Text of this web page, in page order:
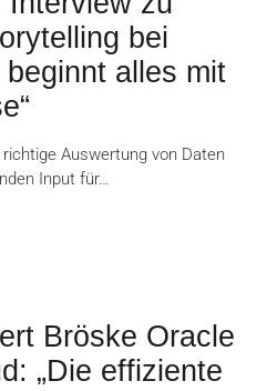
bei
beginnt alles mit
Auswertung von Daten
Input für…
Bröske Oracle
„Die effiziente